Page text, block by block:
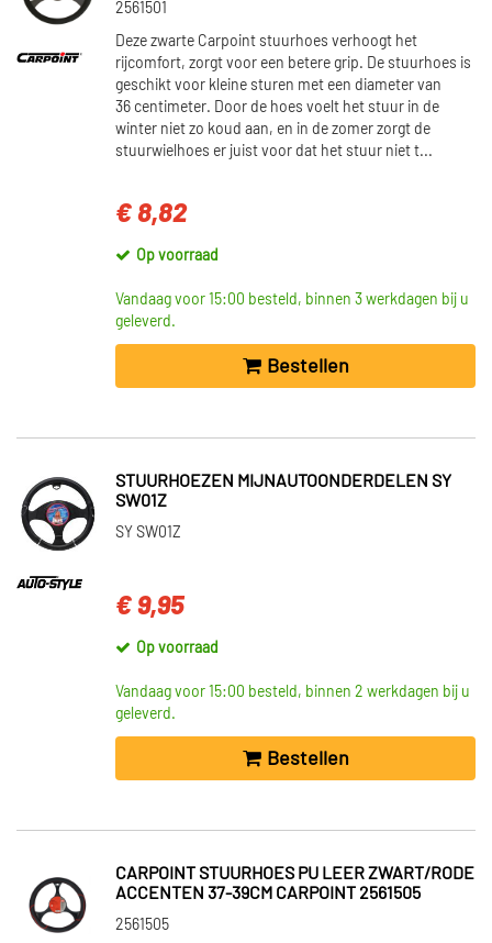
2561501
Deze zwarte Carpoint stuurhoes verhoogt het
rijcomfort, zorgt voor een betere grip. De stuurhoes is
geschikt voor kleine sturen met een diameter van
36 centimeter. Door de hoes voelt het stuur in de
winter niet zo koud aan, en in de zomer zorgt de
stuurwielhoes er juist voor dat het stuur niet t...
€ 8,82
Op voorraad
Vandaag voor 15:00 besteld, binnen 3 werkdagen bij u
geleverd.
Bestellen
STUURHOEZEN MIJNAUTOONDERDELEN SY
SW01Z
SY SW01Z
€ 9,95
Op voorraad
Vandaag voor 15:00 besteld, binnen 2 werkdagen bij u
geleverd.
Bestellen
CARPOINT STUURHOES PU LEER ZWART/RODE
ACCENTEN 37-39CM CARPOINT 2561505
2561505